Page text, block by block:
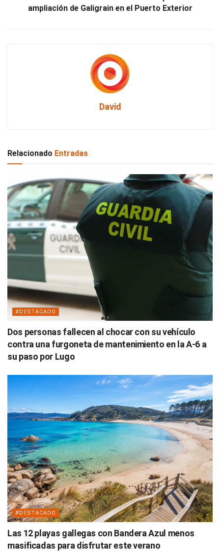
ampliación de Galigrain en el Puerto Exterior
David
Relacionado Entradas
#DESTACADO
Dos personas fallecen al chocar con su vehículo
contra una furgoneta de mantenimiento en la A-6 a
su paso por Lugo
#DESTACADO
Las 12 playas gallegas con Bandera Azul menos
masificadas para disfrutar este verano